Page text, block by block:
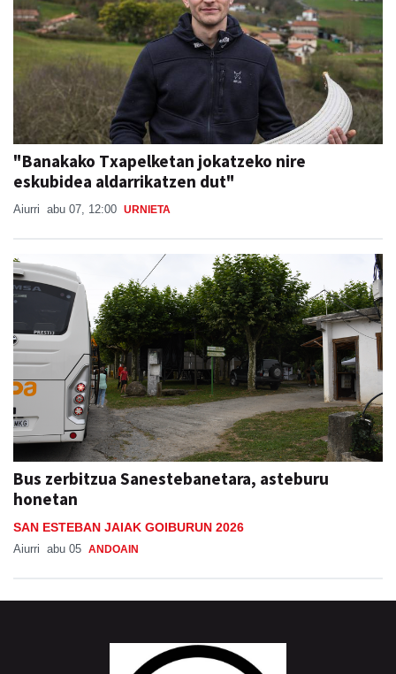
"Banakako Txapelketan jokatzeko nire
eskubidea aldarrikatzen dut"
Aiurri abu 07, 12:00 URNIETA
Bus zerbitzua Sanestebanetara, asteburu
honetan
SAN ESTEBAN JAIAK GOIBURUN 2026
Aiurri abu 05 ANDOAIN